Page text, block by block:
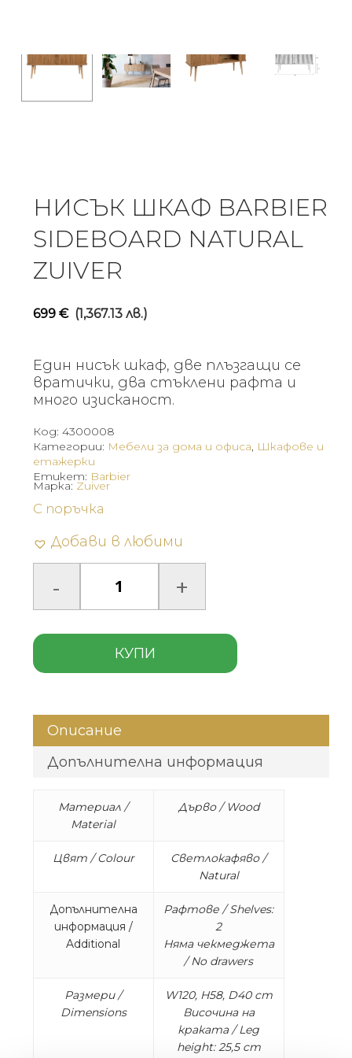
НИСЪК ШКАФ BARBIER
SIDEBOARD NATURAL
ZUIVER
699 € (1,367.13 лв.)
Един нисък шкаф, две плъзгащи се
вратички, два стъклени рафта и
много изисканост.
Код: 4300008
Категории: Мебели за дома и офиса, Шкафове и
етажерки
Етикет: Barbier
С поръчка
Добави в любими
КУПИ
Марка: Zuiver
Описание
Допълнителна информация
Материал /
Material
Дърво / Wood
Цвят / Colour
Светлокафяво /
Natural
Допълнителна
информация /
Additional
Рафтове / Shelves:
2
Няма чекмеджета
/ No drawers
Размери /
Dimensions
W120, H58, D40 cm
Височина на
краката / Leg
height: 25,5 cm